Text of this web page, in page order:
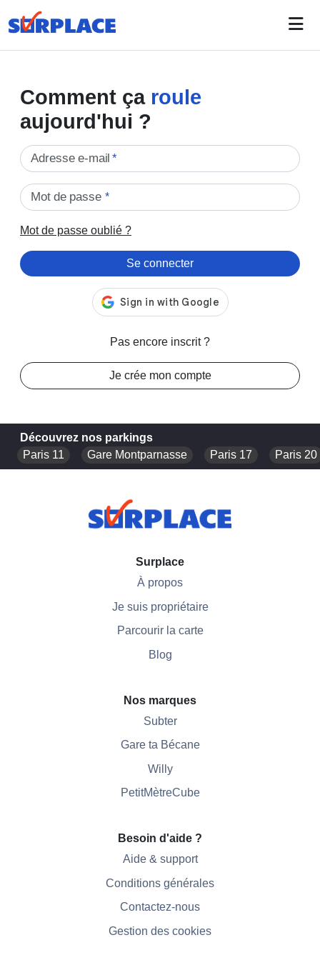
Comment ça roule
aujourd'hui ?
Adresse e-mail *
Mot de passe *
Mot de passe oublié ?
Se connecter
Pas encore inscrit ?
Je crée mon compte
Découvrez nos parkings
Paris 11
Gare Montparnasse Paris 17 Paris 20
Surplace
À propos
Je suis propriétaire
Parcourir la carte
Blog
Nos marques
Subter
Gare ta Bécane
Willy
PetitMètreCube
Besoin d'aide ?
Aide & support
Conditions générales
Contactez-nous
Gestion des cookies